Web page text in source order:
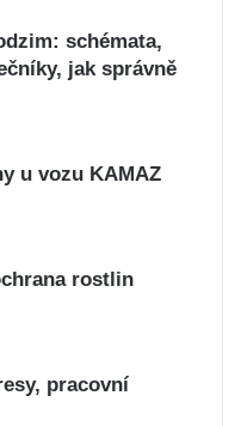
schémata,
jak správně
u vozu KAMAZ
rostlin
pracovní